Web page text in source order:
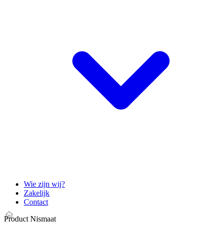
Wie zijn wij?
Zakelijk
Contact
Product Nismaat